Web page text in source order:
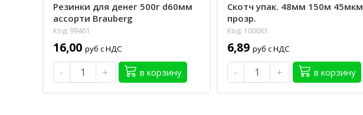
Резинки для денег 500г d60мм
ассорти Brauberg
Код: 99461
16,00 руб с НДС
- + в корзину
Скотч упак. 48мм 150м 45мкм
прозр.
Код: 100061
6,89 руб с НДС
- + в корзину